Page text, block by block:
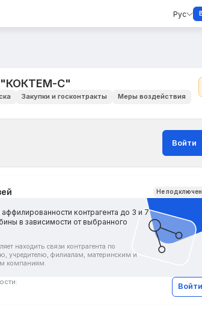
Рус
С"
Закупки и госконтракты
Меры воздействия
Войти
Не
контрагента до 3 и 7
в зависимости от выбранного
находить связи контрагента по
учредителю, филиалам, материнским и
компаниям.
Войти